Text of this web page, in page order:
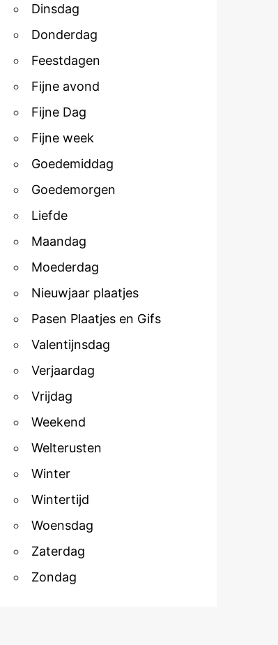
Dinsdag
Donderdag
Feestdagen
Fijne avond
Fijne Dag
Fijne week
Goedemiddag
Goedemorgen
Liefde
Maandag
Moederdag
Nieuwjaar plaatjes
Pasen Plaatjes en Gifs
Valentijnsdag
Verjaardag
Vrijdag
Weekend
Welterusten
Winter
Wintertijd
Woensdag
Zaterdag
Zondag